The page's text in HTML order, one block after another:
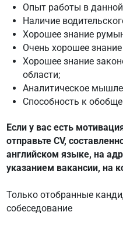
Опыт работы в
Наличие
Хорошее знание
Очень хорошее
Хорошее знание
области;
Аналитическое
Способность к
Если у вас есть
отправьте CV,
английском языке, на
указанием вакансии, на
Только отобранные
собеседование